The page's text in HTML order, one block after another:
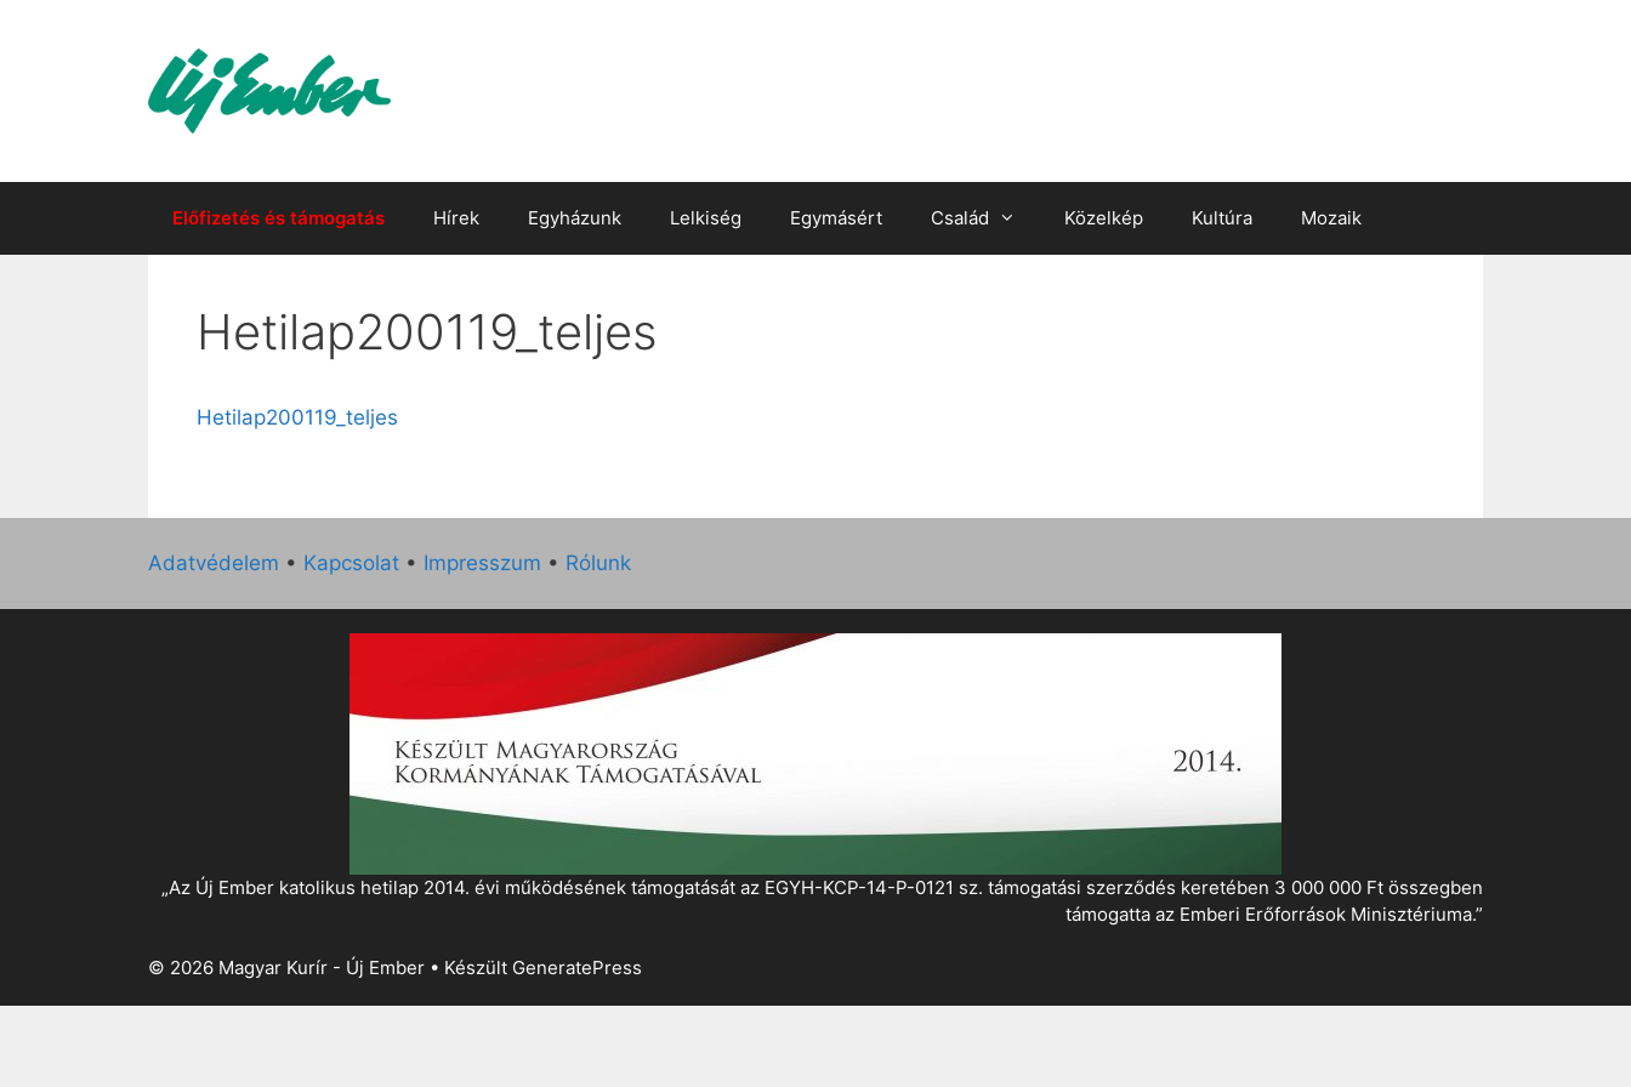
Előfizetés és támogatás Hírek Egyházunk Lelkiség Egymásért Család Közelkép Kultúra Mozaik
Hetilap200119_teljes
Hetilap200119_teljes
Adatvédelem • Kapcsolat • Impresszum • Rólunk
„Az Új Ember katolikus hetilap 2014. évi működésének támogatását az EGYH-KCP-14-P-0121 sz. támogatási szerződés keretében 3 000 000 Ft összegben
támogatta az Emberi Erőforrások Minisztériuma.”
© 2026 Magyar Kurír - Új Ember • Készült GeneratePress